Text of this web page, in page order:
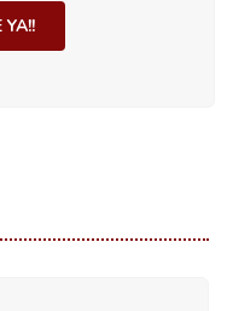
YA!!